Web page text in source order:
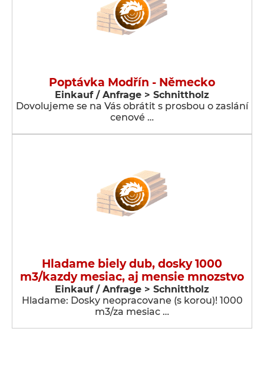
Poptávka Modřín - Německo
Einkauf / Anfrage > Schnittholz
Dovolujeme se na Vás obrátit s prosbou o zaslání
cenové …
Hladame biely dub, dosky 1000
m3/kazdy mesiac, aj mensie mnozstvo
Einkauf / Anfrage > Schnittholz
Hladame: Dosky neopracovane (s korou)! 1000
m3/za mesiac …